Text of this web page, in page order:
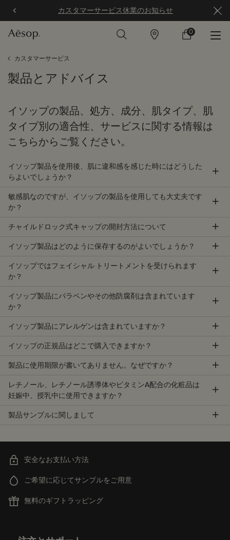
カスタマーサービス休業のお知らせ
店
カ
0
0 カート内の製
カスタマーサービス
製品とアドバイス
イソップの製品、処方、成分、肌タイプ、肌
タイプ別の適合性、サービスに関する情報は
こちらからご覧ください。
イソップ製品を使用後、肌に違和感を感じた時にはどうした
らよいでしょうか？
敏感肌なのですが、イソップの製品を使用しても大丈夫です
か？
チャイルドロック式キャップの開封方法について
イソップ製品はどのように保存するのがよいでしょうか？
イソップではフェイシャル トリートメントを受けられます
か？
イソップ製品にパラベンやその他防腐剤は含まれています
か？
イソップ製品にアレルゲンは含まれていますか？
イソップの正規品はどこで購入できますか？
製品に使用期限が書いてありません。なぜですか？
レチノール、レチノール誘導体やビタミンA配合の化粧品は
妊娠中、授乳中に使用できますか？
製品サンプルに関しまして
安全なお支払い方法
ご希望に応じてサンプルをご用意
無料のギフトラッピング